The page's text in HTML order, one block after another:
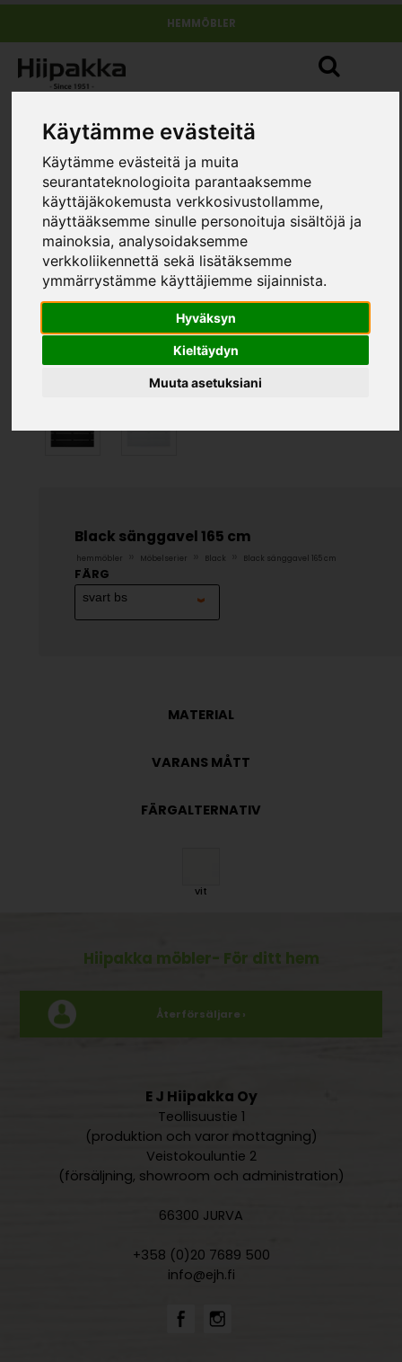
Käytämme evästeitä
Käytämme evästeitä ja muita
seurantateknologioita parantaaksemme
käyttäjäkokemusta verkkosivustollamme,
näyttääksemme sinulle personoituja sisältöjä ja
mainoksia, analysoidaksemme
verkkoliikennettä sekä lisätäksemme
ymmärrystämme käyttäjiemme sijainnista.
Hyväksyn
Kieltäydyn
Muuta asetuksiani
HEMMÖBLER
Black sänggavel 165 cm
hemmöbler Möbelserier Black Black sänggavel 165 cm
FÄRG
MATERIAL
VARANS MÅTT
FÄRGALTERNATIV
vit
Hiipakka möbler- För ditt hem
Återförsäljare ›
E J Hiipakka Oy
Teollisuustie 1
(produktion och varor mottagning)
Veistokouluntie 2
(försäljning, showroom och administration)
66300 JURVA
+358 (0)20 7689 500
info@ejh.fi